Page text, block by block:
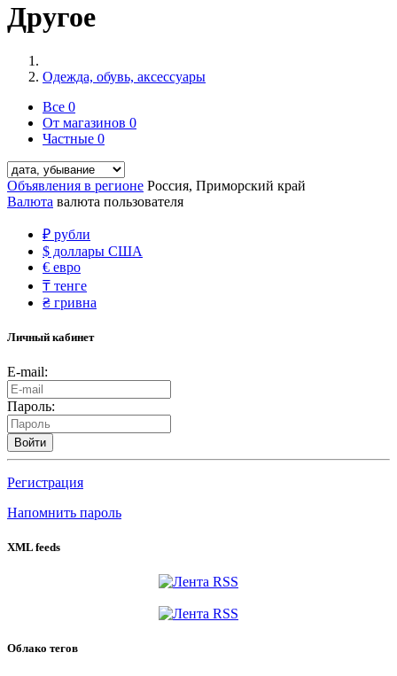
Другое
Одежда, обувь, аксессуары
Все 0
От магазинов 0
Частные 0
Объявления в регионе Россия, Приморский край
Валюта валюта пользователя
₽ рубли
$ доллары США
€ евро
₸ тенге
₴ гривна
Личный кабинет
E-mail:
Пароль:
Войти
Регистрация
Напомнить пароль
XML feeds
Облако тегов